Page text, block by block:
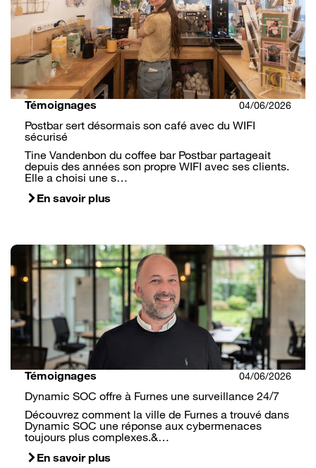
Témoignages 04/06/2026
Postbar sert désormais son café avec du WIFI
sécurisé
Tine Vandenbon du coffee bar Postbar partageait
depuis des années son propre WIFI avec ses clients.
Elle a choisi une s…
En savoir plus
Témoignages 04/06/2026
Dynamic SOC offre à Furnes une surveillance 24/7
Découvrez comment la ville de Furnes a trouvé dans
Dynamic SOC une réponse aux cybermenaces
toujours plus complexes.&…
En savoir plus